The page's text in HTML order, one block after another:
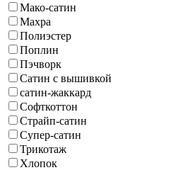
Мако-сатин
Махра
Полиэстер
Поплин
Пэчворк
Сатин с вышивкой
сатин-жаккард
Софткоттон
Страйп-сатин
Супер-сатин
Трикотаж
Хлопок